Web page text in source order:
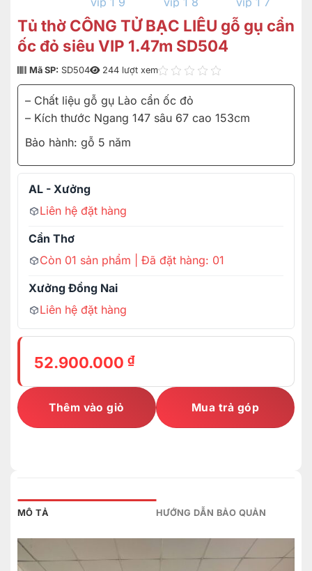
Tủ thờ CÔNG TỬ BẠC LIÊU gỗ gụ cẩn
ốc đỏ siêu VIP 1.47m SD504
Mã SP: SD504 244 lượt xem
– Chất liệu gỗ gụ Lào cẩn ốc đỏ
– Kích thước Ngang 147 sâu 67 cao 153cm
Bảo hành: gỗ 5 năm
AL - Xưởng
Liên hệ đặt hàng
Cần Thơ
Còn 01 sản phẩm | Đã đặt hàng: 01
Xưởng Đồng Nai
Liên hệ đặt hàng
52.900.000 ₫
Thêm vào giỏ Mua trả góp
MÔ TẢ HƯỚNG DẪN BẢO QUẢN